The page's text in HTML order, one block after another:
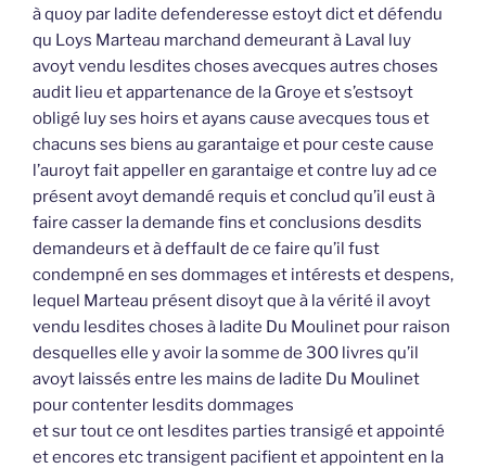
à quoy par ladite defenderesse estoyt dict et défendu
qu Loys Marteau marchand demeurant à Laval luy
avoyt vendu lesdites choses avecques autres choses
audit lieu et appartenance de la Groye et s’estsoyt
obligé luy ses hoirs et ayans cause avecques tous et
chacuns ses biens au garantaige et pour ceste cause
l’auroyt fait appeller en garantaige et contre luy ad ce
présent avoyt demandé requis et conclud qu’il eust à
faire casser la demande fins et conclusions desdits
demandeurs et à deffault de ce faire qu’il fust
condempné en ses dommages et intérests et despens,
lequel Marteau présent disoyt que à la vérité il avoyt
vendu lesdites choses à ladite Du Moulinet pour raison
desquelles elle y avoir la somme de 300 livres qu’il
avoyt laissés entre les mains de ladite Du Moulinet
pour contenter lesdits dommages
et sur tout ce ont lesdites parties transigé et appointé
et encores etc transigent pacifient et appointent en la